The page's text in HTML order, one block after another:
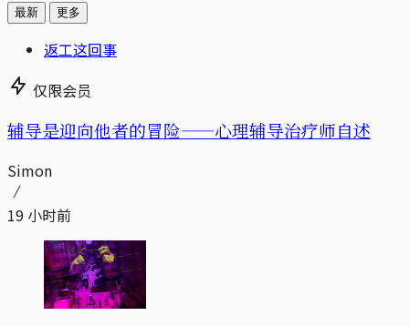
最新 更多
返工这回事
仅限会员
辅导是迎向他者的冒险——心理辅导治疗师自述
Simon
19 小时前